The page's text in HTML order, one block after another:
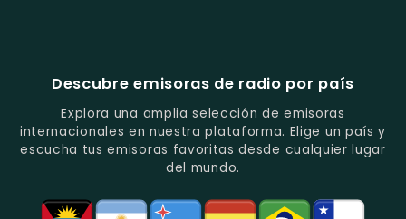
Música
Del
Recuerdo
En
Quito.
Estación
De
Los
Deportes
En
Guayaquil.
Populares
Y
Folclore
En
Azogues.
Descubre emisoras de radio por país
Explora una amplia selección de emisoras
internacionales en nuestra plataforma. Elige un país y
escucha tus emisoras favoritas desde cualquier lugar
del mundo.